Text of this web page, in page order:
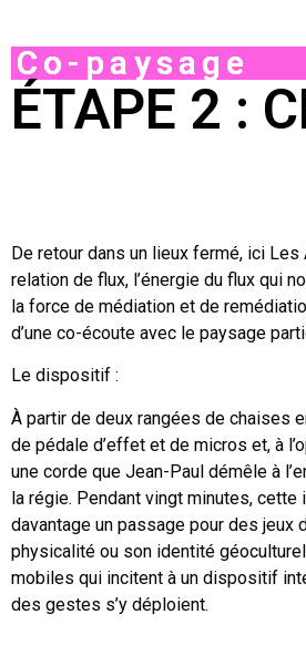
Co-paysage
ÉTAPE 2 :
De retour dans un lieux fermé, ici
relation de flux, l’énergie du flux qui
la force de médiation et de
d’une co-écoute avec le paysage
Le dispositif :
À partir de deux rangées de chaises
de pédale d’effet et de micros et, à
une corde que Jean-Paul démêle à
la régie. Pendant vingt minutes, cette
davantage un passage pour des jeux
physicalité ou son identité
mobiles qui incitent à un dispositif
des gestes s’y déploient.